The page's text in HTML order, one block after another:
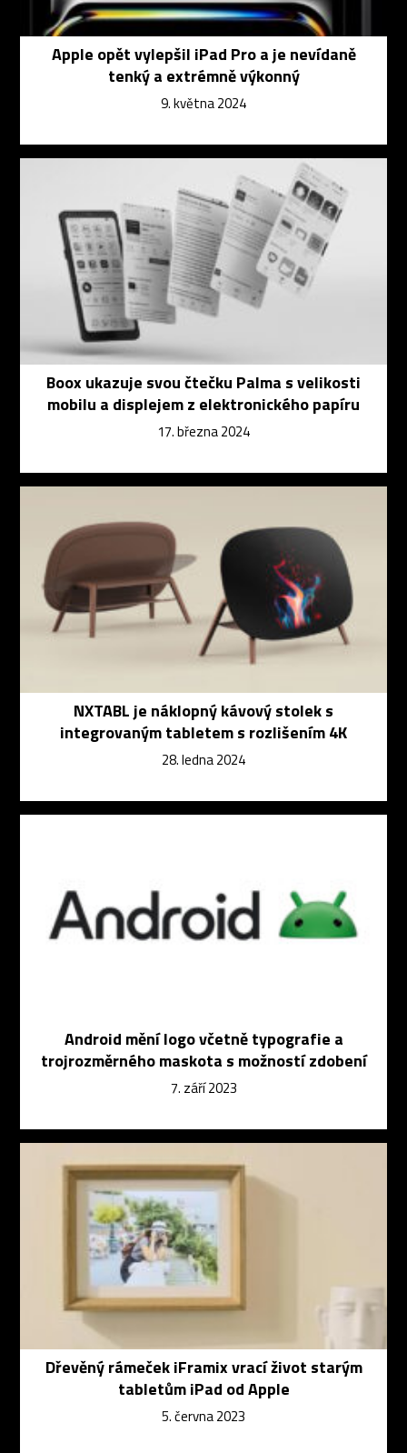
Apple opět vylepšil iPad Pro a je nevídaně
tenký a extrémně výkonný
9. května 2024
Boox ukazuje svou čtečku Palma s velikosti
mobilu a displejem z elektronického papíru
17. března 2024
NXTABL je náklopný kávový stolek s
integrovaným tabletem s rozlišením 4K
28. ledna 2024
Android mění logo včetně typografie a
trojrozměrného maskota s možností zdobení
7. září 2023
Dřevěný rámeček iFramix vrací život starým
tabletům iPad od Apple
5. června 2023